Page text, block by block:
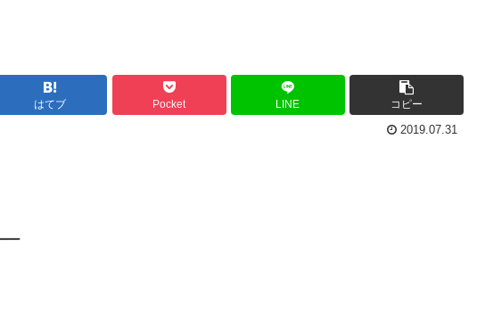
はてブ Pocket LINE コピー
2019.07.31